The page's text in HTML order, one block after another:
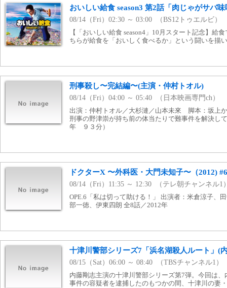
おいしい給食 season3 第2話「肉じゃがサバ
08/14（Fri）02:30 ～ 03:00 （BS12トゥエルビ）
【「おいしい給食 season4」10月スタート記念】給
ちらが給食を「おいしく食べるか」という闘いを描
刑事殺し〜完結編〜(主演・仲村トオル)
08/14（Fri）04:00 ～ 05:40 （日本映画専門ch）
出演：仲村トオル／大杉漣／山本未來 脚本：坂上
刑事の野津崇が持ち前の体当たりで難事件を解決し
年 ９３分）
ドクターX 〜外科医・大門未知子〜（2012) #6
08/14（Fri）11:35 ～ 12:30 （テレ朝チャンネル1
OPE.6「私は切って助ける！」 出演者：米倉涼子、
部一徳、伊東四朗 全8話／2012年
十津川警部シリーズ7「浜名湖殺人ルート」(
08/15（Sat）06:00 ～ 08:40 （TBSチャンネル1）
内藤剛志主演の十津川警部シリーズ第7弾。今回は
事件の容疑者を逮捕したのもつかの間、十津川の妻